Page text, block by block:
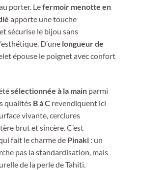
porter. Lefermoir menotte en
apporte une touche
sécurise le bijou sans
D’une longueur de
épouse le poignet avec confort
sélectionnée à la mainparmi
qualités B à C revendiquent ici
vivante, cerclures
brut et sincère. C’est
fait le charme de Pinaki: un
pas la standardisation, mais
de la perle de Tahiti.